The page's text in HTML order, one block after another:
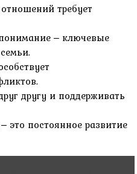
требует
‒ ключевые
другу и поддерживать
постоянное развитие